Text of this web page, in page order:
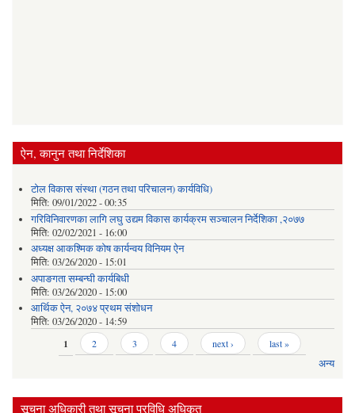
ऐन, कानुन तथा निर्देशिका
टोल विकास संस्था (गठन तथा परिचालन) कार्यविधि)
मिति: 09/01/2022 - 00:35
गरिविनिवारणका लागि लघु उद्यम विकास कार्यक्रम सञ्चालन निर्देशिका ,२०७७
मिति: 02/02/2021 - 16:00
अध्यक्ष आकश्मिक कोष कार्यन्वय विनियम ऐन
मिति: 03/26/2020 - 15:01
अपाङगता सम्बन्घी कार्यबिधी
मिति: 03/26/2020 - 15:00
आर्थिक ऐन, २०७४ प्रथम संशोधन
मिति: 03/26/2020 - 14:59
1 2 3 4 next › last »
अन्य
सूचना अधिकारी तथा सूचना प्रविधि अधिकृत